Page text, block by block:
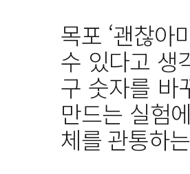
목포 ‘괜찮아
수 있다고 생
구 숫자를 바
만드는 실험
체를 관통하